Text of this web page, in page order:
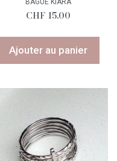
CHF15.00
Ajouter au panier